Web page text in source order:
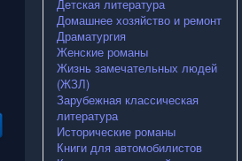
Детская литература
Домашнее хозяйство и ремонт
Драматургия
Женские романы
Жизнь замечательных людей
(ЖЗЛ)
Зарубежная классическая
литература
Исторические романы
Книги для автомобилистов